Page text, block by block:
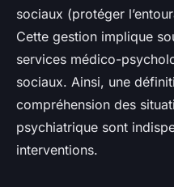
sociaux (protéger
Cette gestion implique
services médico-
sociaux. Ainsi, une
compréhension des
psychiatrique sont
interventions.